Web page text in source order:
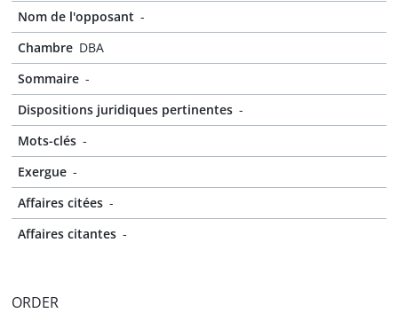
Nom de l'opposant -
Chambre DBA
Sommaire -
Dispositions juridiques pertinentes -
Mots-clés -
Exergue -
Affaires citées -
Affaires citantes -
ORDER